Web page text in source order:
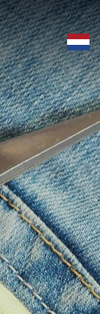
nl